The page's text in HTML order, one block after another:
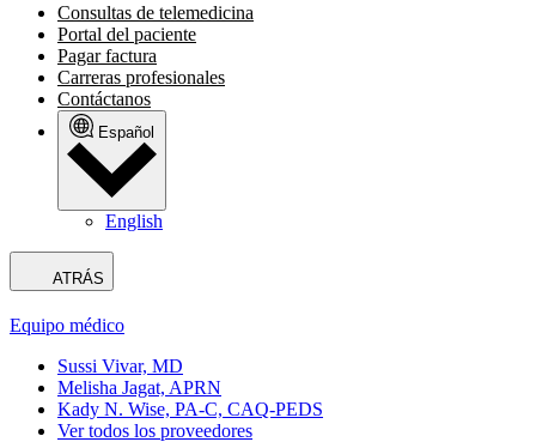
Consultas de telemedicina
Portal del paciente
Pagar factura
Carreras profesionales
Contáctanos
Español
English
ATRÁS
Equipo médico
Sussi Vivar, MD
Melisha Jagat, APRN
Kady N. Wise, PA-C, CAQ-PEDS
Ver todos los proveedores